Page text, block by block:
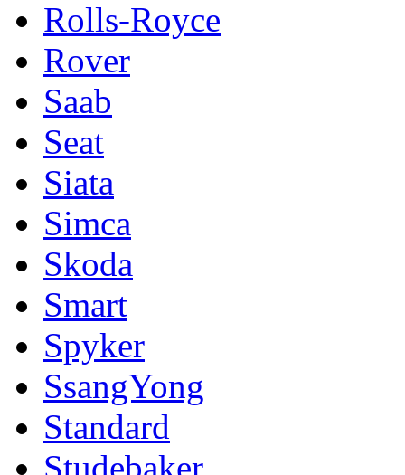
Rolls-Royce
Rover
Saab
Seat
Siata
Simca
Skoda
Smart
Spyker
SsangYong
Standard
Studebaker